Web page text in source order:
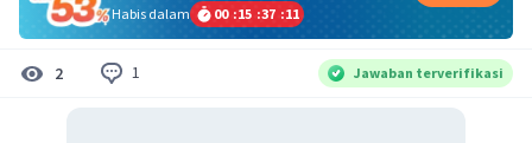
Habis dalam
00 :15 :37 :10
2 1 Jawaban terverifikasi